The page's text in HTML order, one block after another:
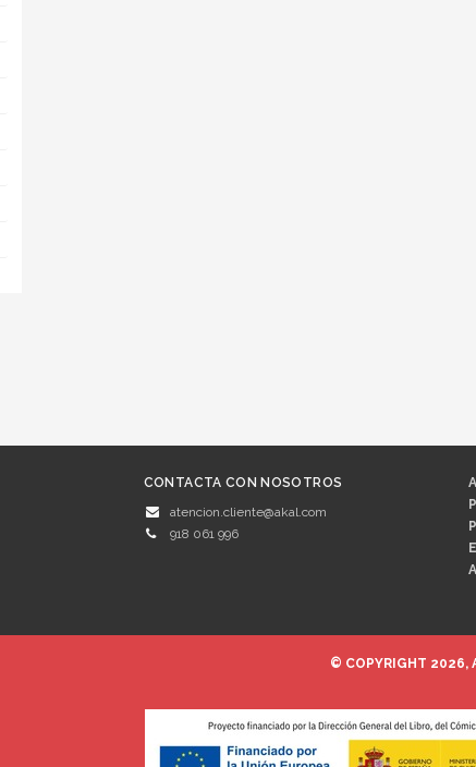
CONTACTA CON NOSOTROS
atencion.cliente@akal.com
918 061 996
© COPYRIGHT 2026,